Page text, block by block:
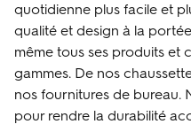
quotidienne plus facile et
qualité et design à la
même tous ses produits et
gammes. De nos
nos fournitures de bureau.
pour rendre la durabilité